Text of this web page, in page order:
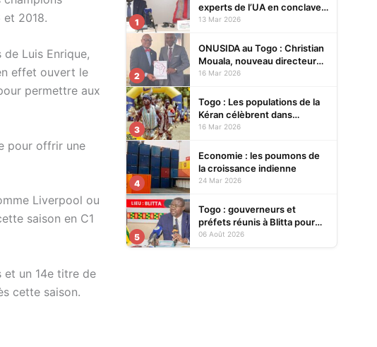
et 2018.
Luis Enrique,
effet ouvert le
permettre aux
pour offrir une
Liverpool ou
saison en C1
et un 14e titre de
cette saison.
1
experts de l’UA en conclave à
Lomé pour renforcer la
13 Mar 2026
2
ONUSIDA au Togo : Christian
Mouala, nouveau directeur
pays
16 Mar 2026
3
Togo : Les populations de la
Kéran célèbrent dans
l’allégresse Tislim-Difoini,
16 Mar 2026
4
Economie : les poumons de
la croissance indienne
24 Mar 2026
5
Togo : gouverneurs et
préfets réunis à Blitta pour
renforcer le pilotage
06 Août 2026